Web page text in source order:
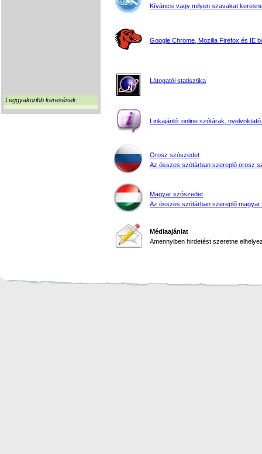
Leggyakoribb keresések:
Kíváncsi vagy milyen szavakat
Google Chrome, Mozilla Firefox és IE
Látogatói statisztika
Linkajánló: online szótárak, nyelvoktató
Orosz szószedet
Az összes szótárban szereplő orosz
Magyar szószedet
Az összes szótárban szereplő magyar
Médiaajánlat
Amennyiben hirdetést szeretne